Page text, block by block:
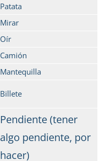
Patata
Mirar
Oír
Camión
Mantequilla
Billete
Pendiente (tener
algo pendiente, por
hacer)